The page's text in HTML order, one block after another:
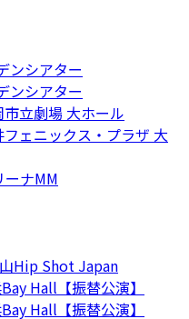
ンシアター
ンシアター
立劇場 大ホール
ェニックス・プラザ 大
ナMM
Hip Shot Japan
Hall【振替公演】
Hall【振替公演】